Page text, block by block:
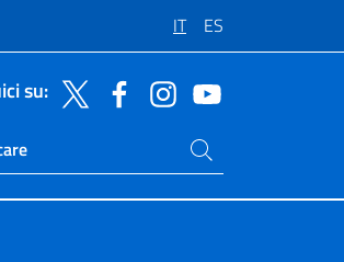
IT ES
su:
sito live